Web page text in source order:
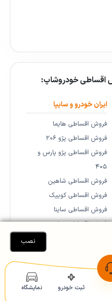
ثبت خودرو نمایشگاه
خودروشاپ:
ایران خودرو و سایپا
فروش اقساطی هایما
فروش اقساطی پژو ۲۰۶
فروش اقساطی پژو پارس و
۴۰۵
فروش اقساطی شاهین
فروش اقساطی کوییک
فروش اقساطی ساینا
فروش اقساطی تیبا
برندهای اروپایی
نصب